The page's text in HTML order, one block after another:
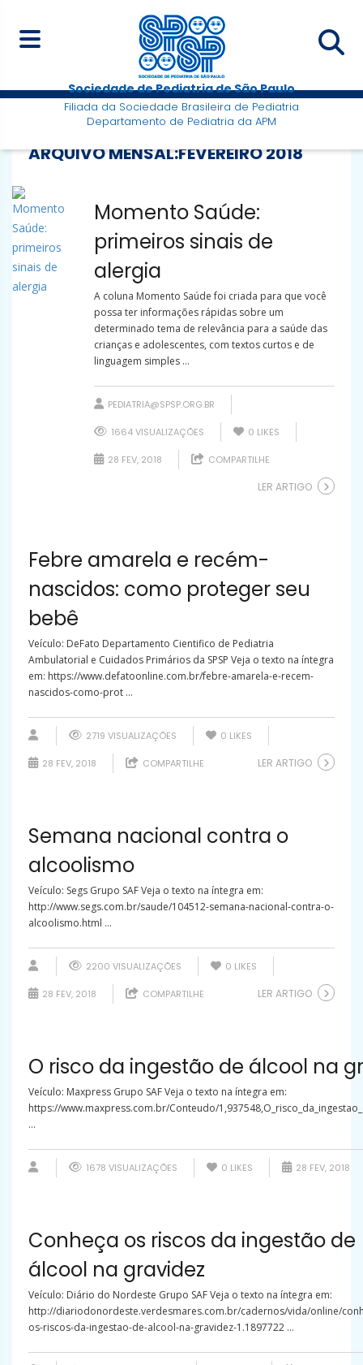
Sociedade de Pediatria de São Paulo
Filiada da Sociedade Brasileira de Pediatria
Departamento de Pediatria da APM
ARQUIVO MENSAL:FEVEREIRO 2018
Momento Saúde:
primeiros sinais de
alergia
A coluna Momento Saúde foi criada para que você
possa ter informações rápidas sobre um
determinado tema de relevância para a saúde das
crianças e adolescentes, com textos curtos e de
linguagem simples ...
PEDIATRIA@SPSP.ORG.BR
1664 VISUALIZAÇÕES 0 LIKES
28 FEV, 2018 COMPARTILHE
LER ARTIGO
Febre amarela e recém-
nascidos: como proteger seu
bebê
Veículo: DeFato Departamento Cientifico de Pediatria
Ambulatorial e Cuidados Primários da SPSP Veja o texto na íntegra
em: https://www.defatoonline.com.br/febre-amarela-e-recem-
nascidos-como-prot ...
2719 VISUALIZAÇÕES 0 LIKES
28 FEV, 2018 COMPARTILHE LER ARTIGO
Semana nacional contra o
alcoolismo
Veículo: Segs Grupo SAF Veja o texto na íntegra em:
http://www.segs.com.br/saude/104512-semana-nacional-contra-o-
alcoolismo.html ...
2200 VISUALIZAÇÕES 0 LIKES
28 FEV, 2018 COMPARTILHE LER ARTIGO
O risco da ingestão de álcool na
Veículo: Maxpress Grupo SAF Veja o texto na íntegra em:
https://www.maxpress.com.br/Conteudo/
...
1678 VISUALIZAÇÕES 0 LIKES 28 FEV, 2018
Conheça os riscos da ingestão de
álcool na gravidez
Veículo: Diário do Nordeste Grupo SAF Veja o texto na íntegra em:
http://diariodonordeste.verdesmares.com.br/cadernos/vida/online/
os-riscos-da-ingestao-de-alcool-na-gravidez-1.1897722 ...